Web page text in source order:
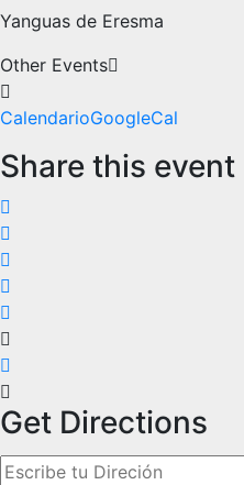
Yanguas de Eresma
Other Events
CalendarioGoogleCal
Share this event
Get Directions
Address - Fiesta de